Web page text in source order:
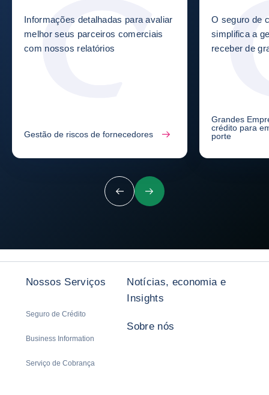
Informações detalhadas para avaliar
melhor seus parceiros comerciais
com nossos relatórios
Gestão de riscos de fornecedores
O seguro de
simplifica a
receber de
Grandes
crédito para
porte
AnteriorPróximo
Nossos Serviços
Seguro de Crédito
Business Information
Serviço de Cobrança
Notícias, economia e
Insights
Sobre nós